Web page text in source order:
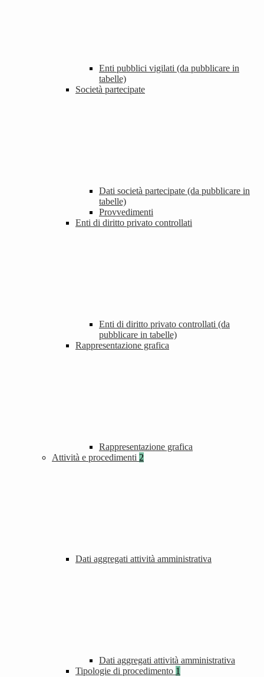
Enti pubblici vigilati (da pubblicare in
tabelle)
Società partecipate
Dati società partecipate (da pubblicare in
tabelle)
Provvedimenti
Enti di diritto privato controllati
Enti di diritto privato controllati (da
pubblicare in tabelle)
Rappresentazione grafica
Rappresentazione grafica
Attività e procedimenti 2
Dati aggregati attività amministrativa
Dati aggregati attività amministrativa
Tipologie di procedimento 1